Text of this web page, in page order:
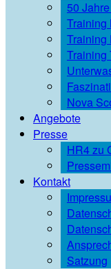
50
Training
Training
Training
Nova
Angebote
Presse
HR4 zu
Kontakt
Satzung